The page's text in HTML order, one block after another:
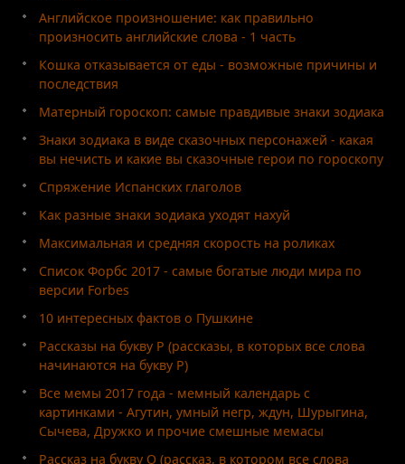
Английское произношение: как правильно
произносить английские слова - 1 часть
Кошка отказывается от еды - возможные причины и
последствия
Матерный гороскоп: самые правдивые знаки зодиака
Знаки зодиака в виде сказочных персонажей - какая
вы нечисть и какие вы сказочные герои по гороскопу
Спряжение Испанских глаголов
Как разные знаки зодиака уходят нахуй
Максимальная и средняя скорость на роликах
Список Форбс 2017 - самые богатые люди мира по
версии Forbes
10 интересных фактов о Пушкине
Рассказы на букву Р (рассказы, в которых все слова
начинаются на букву Р)
Все мемы 2017 года - мемный календарь с
картинками - Агутин, умный негр, ждун, Шурыгина,
Сычева, Дружко и прочие смешные мемасы
Рассказ на букву О (рассказ, в котором все слова